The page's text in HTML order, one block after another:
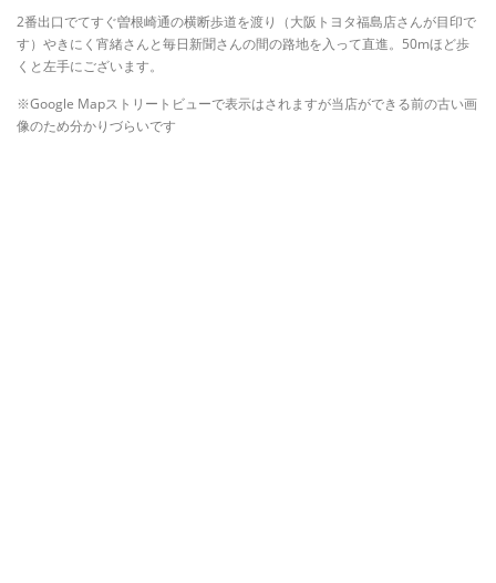
2番出口でてすぐ曽根崎通の横断歩道を渡り（大阪トヨタ福島店さんが目印で
す）やきにく宵緒さんと毎日新聞さんの間の路地を入って直進。50mほど歩
くと左手にございます。
※Google Mapストリートビューで表示はされますが当店ができる前の古い画
像のため分かりづらいです